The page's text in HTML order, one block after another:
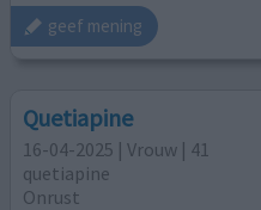
geef mening
Quetiapine
16-04-2025 | Vrouw | 41
quetiapine
Onrust